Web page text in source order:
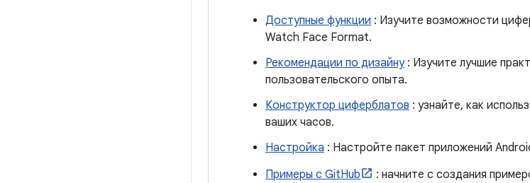
Доступные функции : Изучите возможности
Watch Face Format.
Рекомендации по дизайну: Изучите лучшие
пользовательского опыта.
Конструктор циферблатов : узнайте, как
ваших часов.
Настройка : Настройте пакет приложений
Примеры с GitHub
: начните с создания